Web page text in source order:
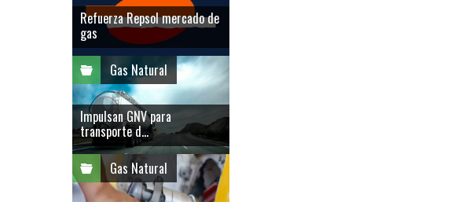
Refuerza Repsol mercado de
gas
Gas Natural
Impulsan GNV para
transporte d...
Gas Natural